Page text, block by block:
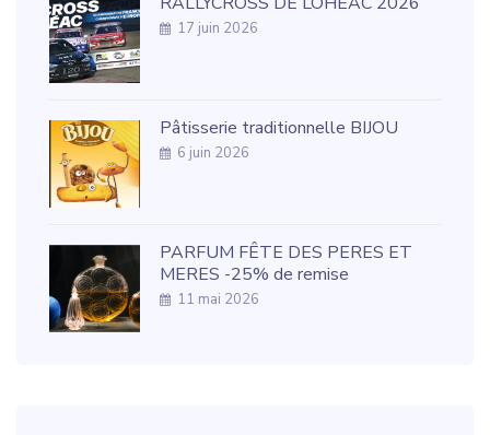
17 juin 2026
Pâtisserie traditionnelle BIJOU
6 juin 2026
PARFUM FÊTE DES PERES ET
MERES -25% de remise
11 mai 2026